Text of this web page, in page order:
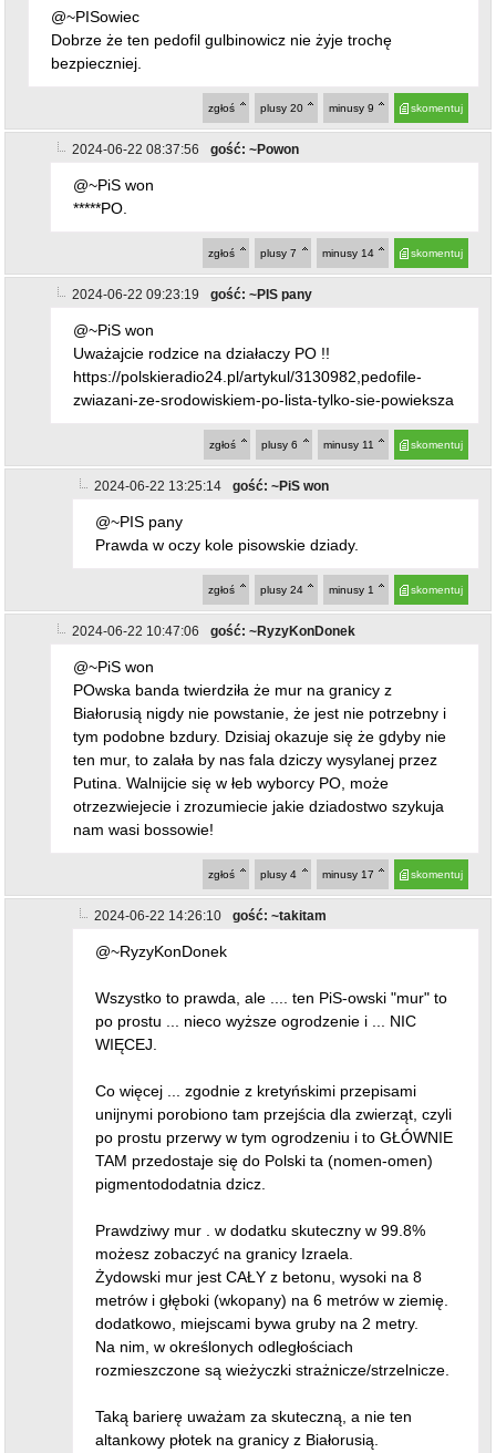
@~PISowiec
Dobrze że ten pedofil gulbinowicz nie żyje trochę
bezpieczniej.
skomentuj
minusy 9
plusy 20
zgłoś
2024-06-22 08:37:56 gość: ~Powon
@~PiS won
*****PO.
skomentuj
minusy 14
plusy 7
zgłoś
2024-06-22 09:23:19 gość: ~PIS pany
@~PiS won
Uważajcie rodzice na działaczy PO !!
https://polskieradio24.pl/artykul/3130982,pedofile-
zwiazani-ze-srodowiskiem-po-lista-tylko-sie-powieksza
skomentuj
minusy 11
plusy 6
zgłoś
2024-06-22 13:25:14 gość: ~PiS won
@~PIS pany
Prawda w oczy kole pisowskie dziady.
skomentuj
minusy 1
plusy 24
zgłoś
2024-06-22 10:47:06 gość: ~RyzyKonDonek
@~PiS won
POwska banda twierdziła że mur na granicy z
Białorusią nigdy nie powstanie, że jest nie potrzebny i
tym podobne bzdury. Dzisiaj okazuje się że gdyby nie
ten mur, to zalała by nas fala dziczy wysylanej przez
Putina. Walnijcie się w łeb wyborcy PO, może
otrzezwiejecie i zrozumiecie jakie dziadostwo szykuja
nam wasi bossowie!
skomentuj
minusy 17
plusy 4
zgłoś
2024-06-22 14:26:10 gość: ~takitam
@~RyzyKonDonek
Wszystko to prawda, ale .... ten PiS-owski "mur" to
po prostu ... nieco wyższe ogrodzenie i ... NIC
WIĘCEJ.
Co więcej ... zgodnie z kretyńskimi przepisami
unijnymi porobiono tam przejścia dla zwierząt, czyli
po prostu przerwy w tym ogrodzeniu i to GŁÓWNIE
TAM przedostaje się do Polski ta (nomen-omen)
pigmentododatnia dzicz.
Prawdziwy mur . w dodatku skuteczny w 99.8%
możesz zobaczyć na granicy Izraela.
Żydowski mur jest CAŁY z betonu, wysoki na 8
metrów i głęboki (wkopany) na 6 metrów w ziemię.
dodatkowo, miejscami bywa gruby na 2 metry.
Na nim, w określonych odległościach
rozmieszczone są wieżyczki strażnicze/strzelnicze.
Taką barierę uważam za skuteczną, a nie ten
altankowy płotek na granicy z Białorusią.